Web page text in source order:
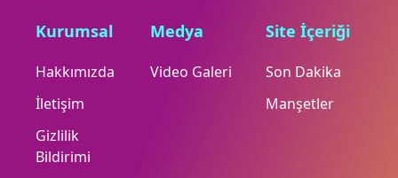
Kurumsal
Hakkımızda
İletişim
Gizlilik
Bildirimi
Medya
Video Galeri
Site İçeriği
Son Dakika
Manşetler